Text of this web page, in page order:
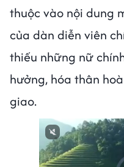
thuộc vào nội dung
của dàn diễn viên
thiếu những nữ
hưởng, hóa thân
giao.